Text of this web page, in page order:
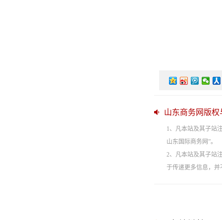
山东商务网版
1、凡本站及其子站
山东国际商务网”。
2、凡本站及其子站
于传递更多信息，